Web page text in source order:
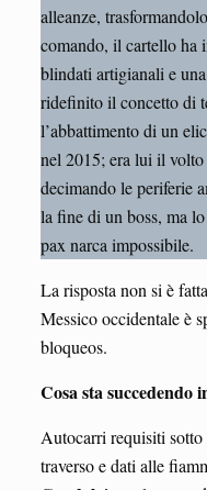
alleanze,
comando, il cartello ha
blindati artigianali e
ridefinito il concetto di
l’abbattimento di un
nel 2015; era lui il
decimando le periferie
la fine di un boss, ma
pax narca impossibile.
La risposta non si è
Messico occidentale è
bloqueos.
Cosa sta succedendo
Autocarri requisiti
traverso e dati alle